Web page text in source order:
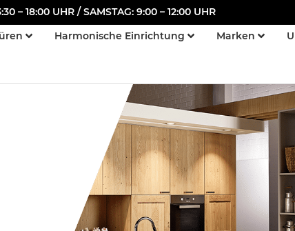
– 18:00 UHR / SAMSTAG: 9:00 – 12:00 UHR
Harmonische Einrichtung Marken